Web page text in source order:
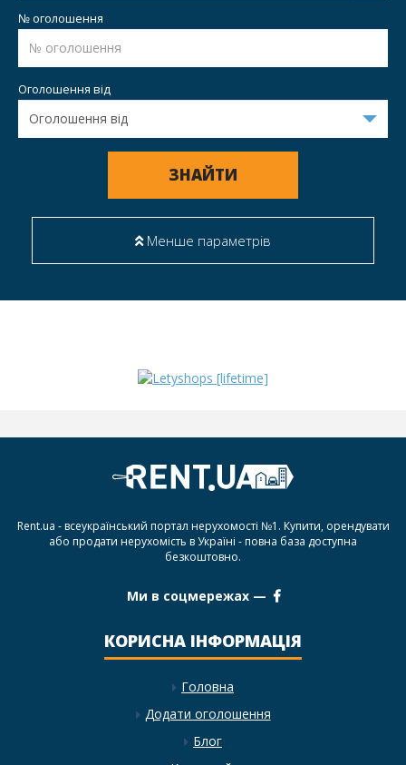
№ оголошення
Оголошення від
ЗНАЙТИ
Менше параметрів
Rent.ua - всеукраїнський портал нерухомості №1. Купити, орендувати
або продати нерухомість в Україні - повна база доступна
безкоштовно.
Ми в соцмережах —
КОРИСНА ІНФОРМАЦІЯ
Головна
Додати оголошення
Блог